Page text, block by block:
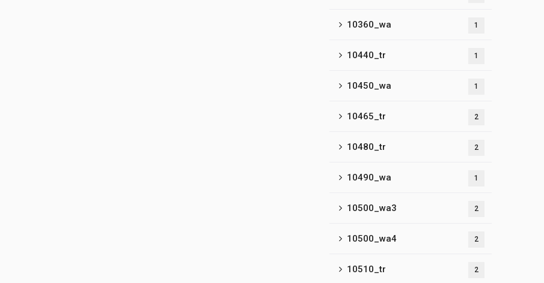
10360_wa 1
10440_tr 1
10450_wa 1
10465_tr 2
10480_tr 2
10490_wa 1
10500_wa3 2
10500_wa4 2
10510_tr 2